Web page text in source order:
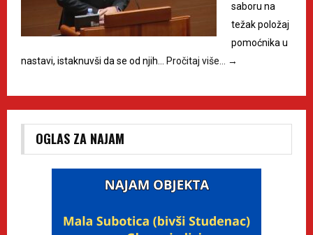
saboru na
težak položaj
pomoćnika u
nastavi, istaknuvši da se od njih…
Pročitaj više… →
OGLAS ZA NAJAM